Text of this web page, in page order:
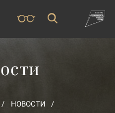
НОВОСТИ